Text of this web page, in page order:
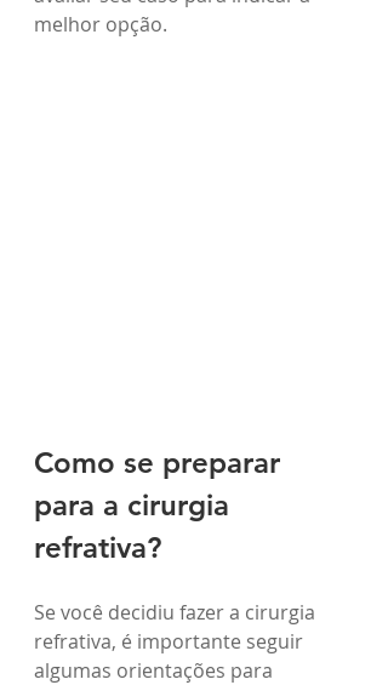
melhor opção.
Como se preparar
para a cirurgia
refrativa?
Se você decidiu fazer a cirurgia
refrativa, é importante seguir
algumas orientações para